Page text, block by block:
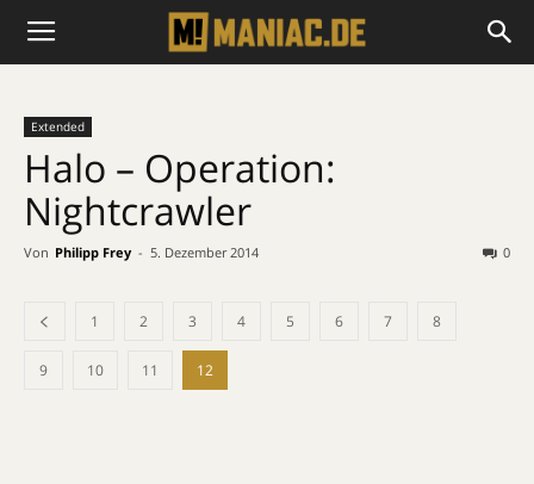
Extended
Halo – Operation:
Nightcrawler
Von Philipp Frey - 5. Dezember 2014 0
1 2 3 4 5 6 7 8
9 10 11 12